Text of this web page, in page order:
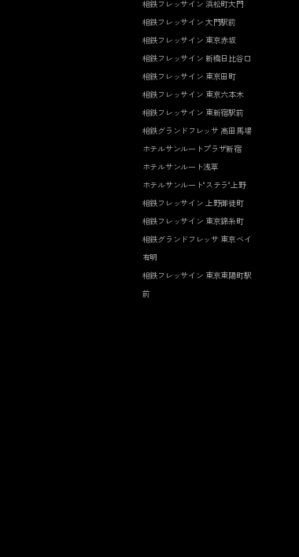
相鉄フレッサイン 浜松町大門
相鉄フレッサイン 大門駅前
相鉄フレッサイン 東京赤坂
相鉄フレッサイン 新橋日比谷口
相鉄フレッサイン 東京田町
相鉄フレッサイン 東京六本木
相鉄フレッサイン 東新宿駅前
相鉄グランドフレッサ 高田馬場
ホテルサンルートプラザ新宿
ホテルサンルート浅草
ホテルサンルート"ステラ"上野
相鉄フレッサイン 上野御徒町
相鉄フレッサイン 東京錦糸町
相鉄グランドフレッサ 東京ベイ
有明
相鉄フレッサイン 東京東陽町駅
前